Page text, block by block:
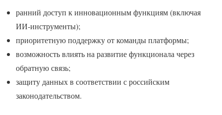
ранний доступ к инновационным функциям (включая
ИИ‑инструменты);
приоритетную поддержку от команды платформы;
возможность влиять на развитие функционала через
обратную связь;
защиту данных в соответствии с российским
законодательством.